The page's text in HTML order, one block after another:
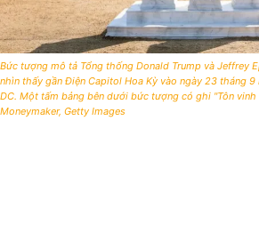
Bức tượng mô tả Tổng thống Donald Trump và Jeffrey
nhìn thấy gần Điện Capitol Hoa Kỳ vào ngày 23 tháng 9
DC. Một tấm bảng bên dưới bức tượng có ghi "Tôn vinh
Moneymaker, Getty Images